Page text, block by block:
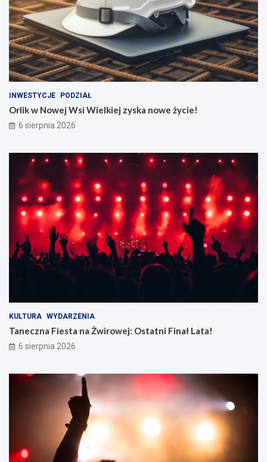
INWESTYCJE PODZIAŁ
Orlik w Nowej Wsi Wielkiej zyska nowe życie!
6 sierpnia 2026
KULTURA WYDARZENIA
Taneczna Fiesta na Żwirowej: Ostatni Finał Lata!
6 sierpnia 2026